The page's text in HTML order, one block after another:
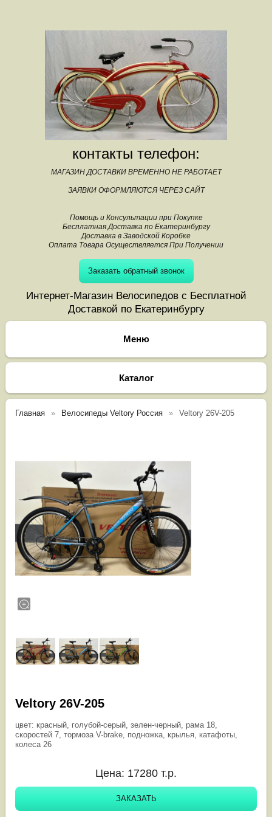
контакты телефон:
МАГАЗИН ДОСТАВКИ ВРЕМЕННО НЕ РАБОТАЕТ
ЗАЯВКИ ОФОРМЛЯЮТСЯ ЧЕРЕЗ САЙТ
Помощь и Консультации при Покупке
Бесплатная Доставка по Екатеринбургу
Доставка в Заводской Коробке
Оплата Товара Осуществляется При Получении
Заказать обратный звонок
Интернет-Магазин Велосипедов с Бесплатной
Доставкой по Екатеринбургу
Каталог
Главная Велосипеды Veltory Россия Veltory 26V-205
Veltory 26V-205
цвет: красный, голубой-серый, зелен-черный, рама 18,
скоростей 7, тормоза V-brake, подножка, крылья, катафоты,
колеса 26
Цена: 17280 т.р.
ЗАКАЗАТЬ